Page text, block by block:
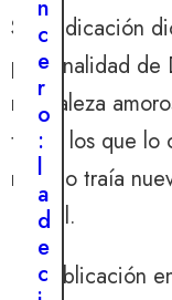
Su dedicación
personalidad de
naturaleza
todos los que lo
refugio traía
Diesel.
La publicación
a
t
e
s
i
n
c
e
r
o
:
n
c
e
r
o
:
l
a
d
e
c